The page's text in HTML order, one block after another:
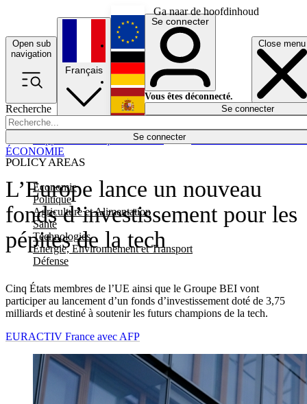
Ga naar de hoofdinhoud
Open sub
navigation
Close menu
Recherche
Se connecter
POLICY AREAS
Economie
Politique
Agriculture et Alimentation
Santé
Technologies
Energie, Environnement et Transport
Défense
Économie
Français
English
Deutsch
Español
Se connecter
Vous êtes déconnecté.
Se connecter
L’Europe lance un nouveau
fonds d’investissement pour les
pépites de la tech
Cinq États membres de l’UE ainsi que le Groupe BEI vont
participer au lancement d’un fonds d’investissement doté de 3,75
milliards et destiné à soutenir les futurs champions de la tech.
ÉCONOMIE
EURACTIV France avec AFP